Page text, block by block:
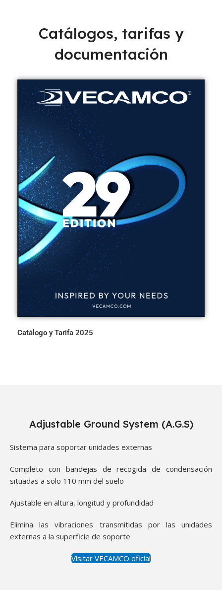
Catálogos, tarifas y
documentación
Catálogo y Tarifa 2025
Adjustable Ground System (A.G.S)
Sistema para soportar unidades externas
Completo con bandejas de recogida de condensación
situadas a solo 110 mm del suelo
Ajustable en altura, longitud y profundidad
Elimina las vibraciones transmitidas por las unidades
externas a la superficie de soporte
Visitar VECAMCO​ oficial